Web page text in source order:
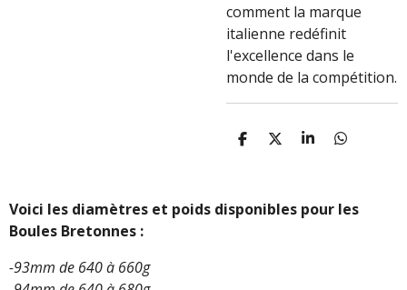
comment la marque
italienne redéfinit
l'excellence dans le
monde de la compétition.
P
G
P
A
G
P
G
P
A
G
Voici les diamètres et poids disponibles pour les
Boules Bretonnes :
-93mm de 640 à 660g